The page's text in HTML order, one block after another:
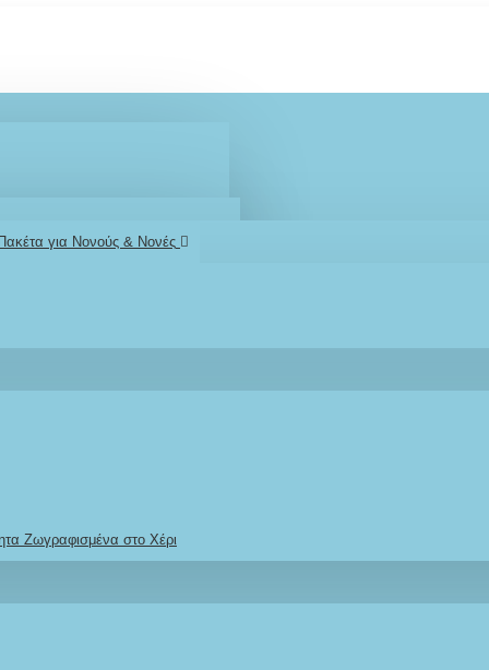
για Νονούς & Νονές
Ζωγραφισμένα στο Χέρι
Για το προϊόν